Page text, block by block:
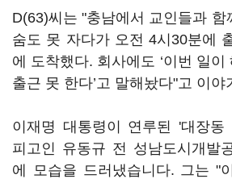
D(63)씨는 "충남에서 교인들과 함
숨도 못 자다가 오전 4시30분에
에 도착했다. 회사에도 ‘이번 일
출근 못 한다’고 말해놨다"고 이야
이재명 대통령이 연루된 '대장동
피고인 유동규 전 성남도시개발
에 모습을 드러냈습니다. 그는 "